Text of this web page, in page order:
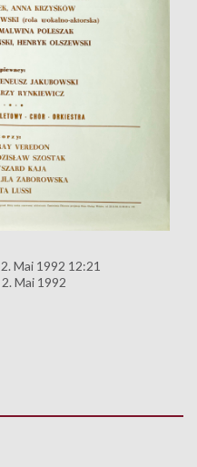
2. Mai 1992 12:21
2. Mai 1992